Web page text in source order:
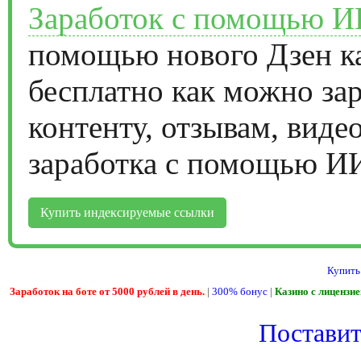
Заработок с помощью
помощью нового Дзен
бесплатно как можно
контенту, отзывам,
заработка с помощью
Купить индексируемые ссылки
Заработок на боте от 5000 рублей в день. | 300% бонус | Казино с